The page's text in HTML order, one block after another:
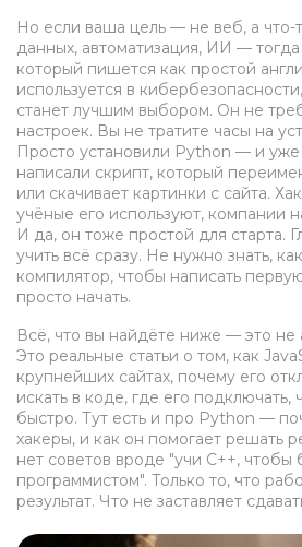
Но если ваша цель — не веб, а что-
данных, автоматизация, ИИ — тогда
который пишется как простой
используется в
станет лучшим выбором. Он не
настроек. Вы не тратите часы на
Просто установили Python — и уже
написали скрипт, который
или скачивает картинки с сайта.
учёные его используют, компании
И да, он тоже простой для старта.
учить всё сразу. Не нужно знать,
компилятор, чтобы написать
просто начать.
Всё, что вы найдёте ниже — это не
Это реальные статьи о том, как
крупнейших сайтах, почему его
искать в коде, где его подключать,
быстро. Тут есть и про Python —
хакеры, и как он помогает решать
нет советов вроде "учи C++, чтобы
программистом". Только то, что
результат. Что не заставляет